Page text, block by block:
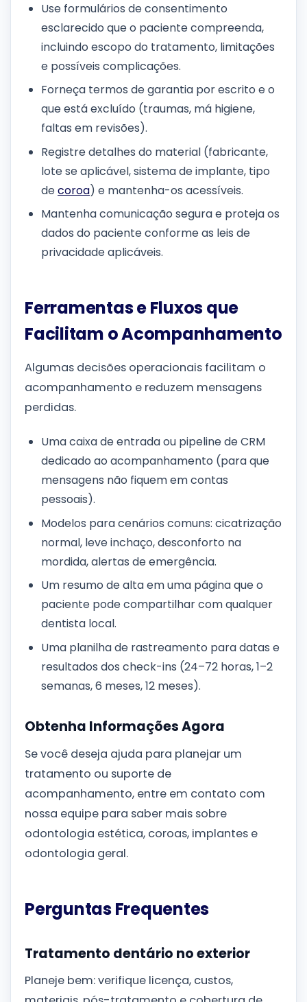
Use formulários de consentimento
esclarecido que o paciente compreenda,
incluindo escopo do tratamento, limitações
e possíveis complicações.
Forneça termos de garantia por escrito e o
que está excluído (traumas, má higiene,
faltas em revisões).
Registre detalhes do material (fabricante,
lote se aplicável, sistema de implante, tipo
decoroa) e mantenha-os acessíveis.
Mantenha comunicação segura e proteja os
dados do paciente conforme as leis de
privacidade aplicáveis.
Ferramentas e Fluxos que
Facilitam o Acompanhamento
Algumas decisões operacionais facilitam o
acompanhamento e reduzem mensagens
perdidas.
Uma caixa de entrada ou pipeline de CRM
dedicado ao acompanhamento (para que
mensagens não fiquem em contas
pessoais).
Modelos para cenários comuns: cicatrização
normal, leve inchaço, desconforto na
mordida, alertas de emergência.
Um resumo de alta em uma página que o
paciente pode compartilhar com qualquer
dentista local.
Uma planilha de rastreamento para datas e
resultados dos check-ins (24–72 horas, 1–2
semanas, 6 meses, 12 meses).
Obtenha Informações Agora
Se você deseja ajuda para planejar um
tratamento ou suporte de
acompanhamento, entre em contato com
nossa equipe para saber mais sobre
odontologia estética, coroas, implantes e
odontologia geral.
Perguntas Frequentes
Tratamento dentário no exterior
Planeje bem: verifique licença, custos,